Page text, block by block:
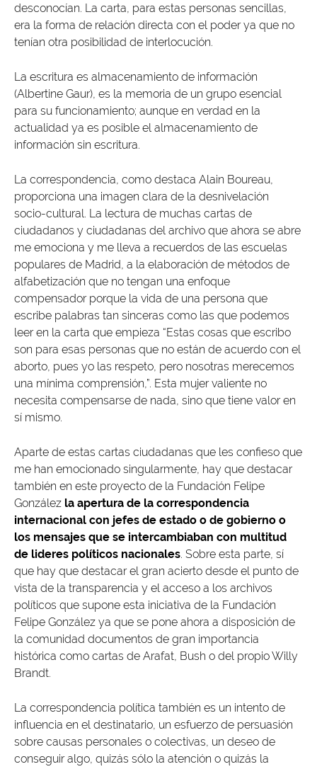
desconocían. La carta, para estas personas sencillas,
era la forma de relación directa con el poder ya que no
tenían otra posibilidad de interlocución.
La escritura es almacenamiento de información
(Albertine Gaur), es la memoria de un grupo esencial
para su funcionamiento; aunque en verdad en la
actualidad ya es posible el almacenamiento de
información sin escritura.
La correspondencia, como destaca Alain Boureau,
proporciona una imagen clara de la desnivelación
socio-cultural. La lectura de muchas cartas de
ciudadanos y ciudadanas del archivo que ahora se abre
me emociona y me lleva a recuerdos de las escuelas
populares de Madrid, a la elaboración de métodos de
alfabetización que no tengan una enfoque
compensador porque la vida de una persona que
escribe palabras tan sinceras como las que podemos
leer en la carta que empieza “Estas cosas que escribo
son para esas personas que no están de acuerdo con el
aborto, pues yo las respeto, pero nosotras merecemos
una mínima comprensión,”. Esta mujer valiente no
necesita compensarse de nada, sino que tiene valor en
sí mismo.
Aparte de estas cartas ciudadanas que les confieso que
me han emocionado singularmente, hay que destacar
también en este proyecto de la Fundación Felipe
González la apertura de la correspondencia
internacional con jefes de estado o de gobierno o
los mensajes que se intercambiaban con multitud
de lideres políticos nacionales. Sobre esta parte, sí
que hay que destacar el gran acierto desde el punto de
vista de la transparencia y el acceso a los archivos
políticos que supone esta iniciativa de la Fundación
Felipe González ya que se pone ahora a disposición de
la comunidad documentos de gran importancia
histórica como cartas de Arafat, Bush o del propio Willy
Brandt.
La correspondencia política también es un intento de
influencia en el destinatario, un esfuerzo de persuasión
sobre causas personales o colectivas, un deseo de
conseguir algo, quizás sólo la atención o quizás la